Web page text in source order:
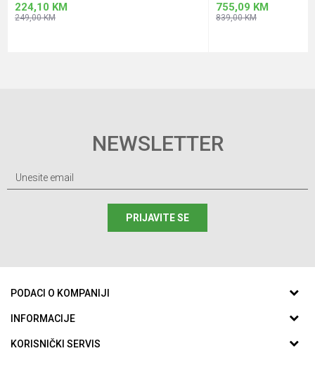
224,10 KM
249,00KM
755,09 KM
839,00KM
NEWSLETTER
PRIJAVITE SE
PODACI O KOMPANIJI
ABC SPORTING d.o.o.
INFORMACIJE
O nama
KORISNIČKI SERVIS